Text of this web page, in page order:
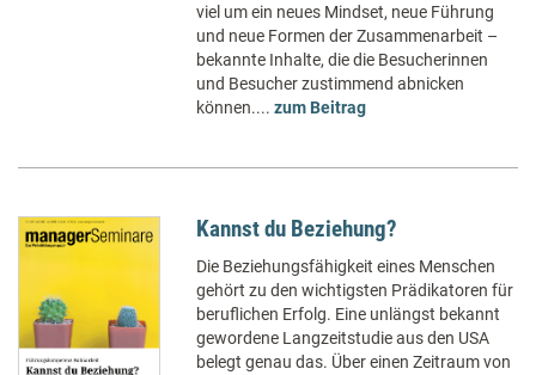
viel um ein neues Mindset, neue Führung
und neue Formen der Zusammenarbeit –
bekannte Inhalte, die die Besucherinnen
und Besucher zustimmend abnicken
können....zum Beitrag
Kannst du Beziehung?
Die Beziehungsfähigkeit eines Menschen
gehört zu den wichtigsten Prädikatoren für
beruflichen Erfolg. Eine unlängst bekannt
gewordene Langzeitstudie aus den USA
belegt genau das. Über einen Zeitraum von